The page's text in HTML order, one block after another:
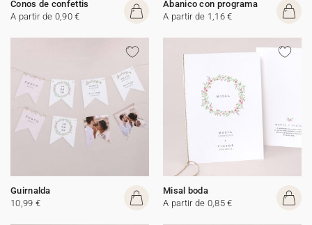
Conos de confettis
A partir de 0,90 €
Abanico con programa
A partir de 1,16 €
Guirnalda
10,99 €
Misal boda
A partir de 0,85 €